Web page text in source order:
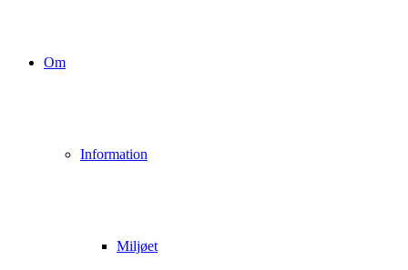
Om
Information
Miljøet